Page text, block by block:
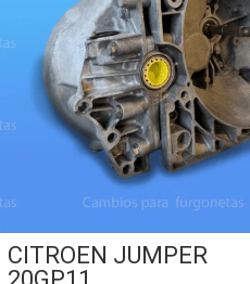
CITROEN JUMPER